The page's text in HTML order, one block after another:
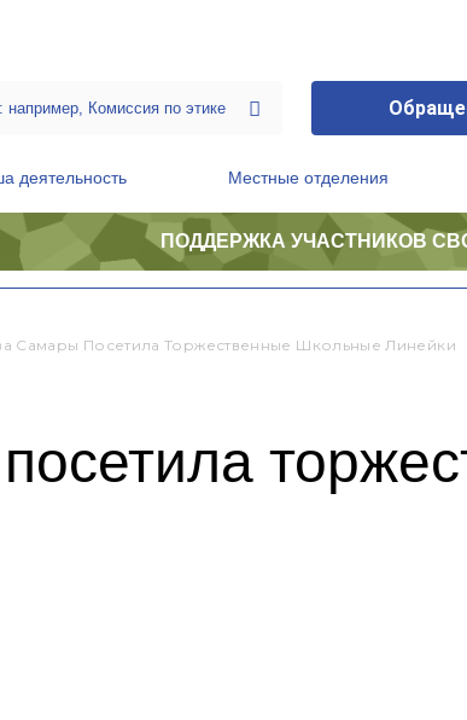
деятельность Местные отделения
ПОДДЕРЖКА УЧАСТНИКОВ
Самары Посетила Торжественные Школьные Линейки